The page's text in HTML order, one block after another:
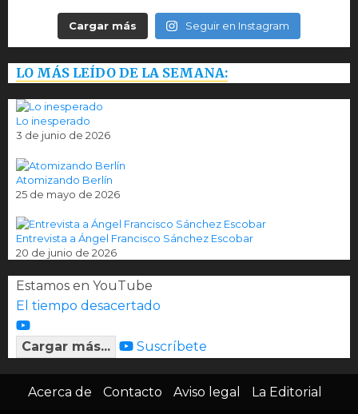
Cargar más Seguir en Instagram
LO MÁS LEÍDO DE LA SEMANA:
Lo inesperado
3 de junio de 2026
Atomizando Berlín
25 de mayo de 2026
Entrevista a Ángel Francisco Sánchez Escobar
20 de junio de 2026
Estamos en YouTube
El tiempo desacertado
Cargar más... Suscríbete
Acerca de Contacto Aviso legal La Editorial